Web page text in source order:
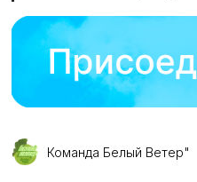
Команда Белый Ветер"